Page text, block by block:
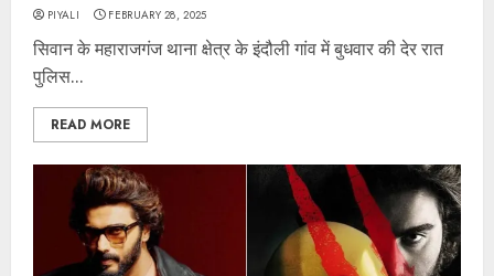
PIYALI FEBRUARY 28, 2025
सिवान के महाराजगंज थाना क्षेत्र के इंदौली गांव में बुधवार की देर रात
पुलिस...
READ MORE